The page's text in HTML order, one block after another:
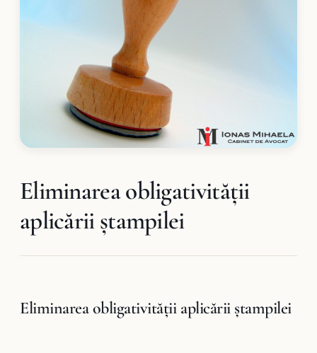
Eliminarea obligativităţii
aplicării ştampilei
Eliminarea obligativităţii aplicării ştampilei